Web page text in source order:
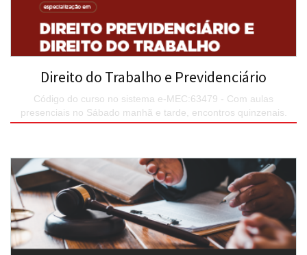
Direito do Trabalho e Previdenciário
Código do curso no sistema e-MEC:63479 - Com aulas
presenciais no Sábado manhã e tarde, encontros quinzenais.